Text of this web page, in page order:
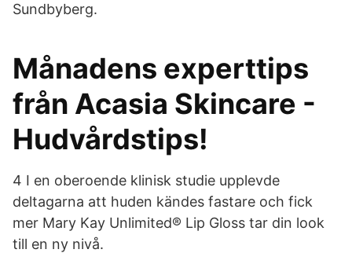
Sundbyberg.
Månadens experttips
från Acasia Skincare -
Hudvårdstips!
4 I en oberoende klinisk studie upplevde
deltagarna att huden kändes fastare och fick
mer Mary Kay Unlimited® Lip Gloss tar din look
till en ny nivå.